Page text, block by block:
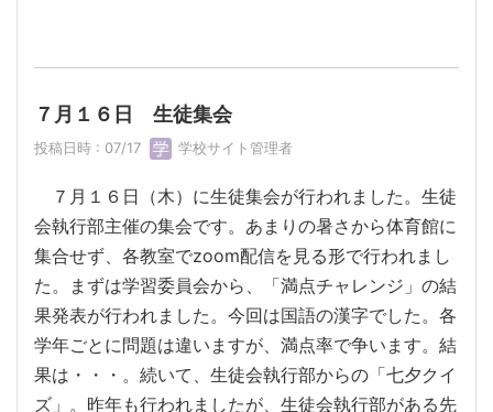
７月１６日 生徒集会
投稿日時 : 07/17 学校サイト管理者
７月１６日（木）に生徒集会が行われました。生徒
会執行部主催の集会です。あまりの暑さから体育館に
集合せず、各教室でzoom配信を見る形で行われまし
た。まずは学習委員会から、「満点チャレンジ」の結
果発表が行われました。今回は国語の漢字でした。各
学年ごとに問題は違いますが、満点率で争います。結
果は・・・。続いて、生徒会執行部からの「七夕クイ
ズ」。昨年も行われましたが、生徒会執行部がある先